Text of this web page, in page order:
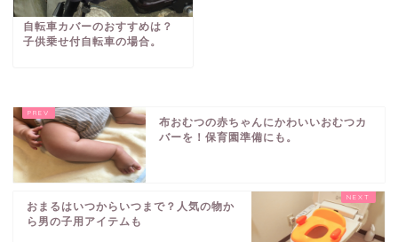
自転車カバーのおすすめは？
子供乗せ付自転車の場合。
布おむつの赤ちゃんにかわいいおむつカ
バーを！保育園準備にも。
おまるはいつからいつまで？人気の物か
ら男の子用アイテムも